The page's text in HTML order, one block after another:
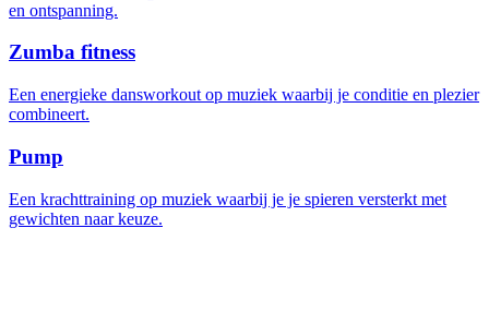
en ontspanning.
Zumba fitness
Een energieke dansworkout op muziek waarbij je conditie en plezier
combineert.
Pump
Een krachttraining op muziek waarbij je je spieren versterkt met
gewichten naar keuze.